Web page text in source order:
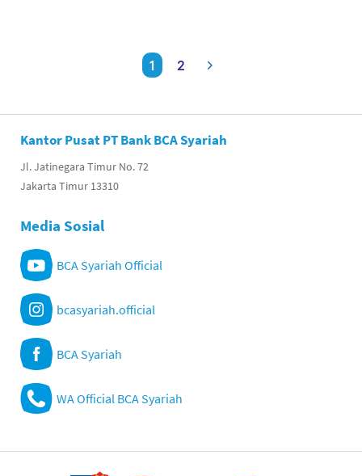
1 2
Kantor Pusat PT Bank BCA Syariah
Jl. Jatinegara Timur No. 72
Jakarta Timur 13310
Media Sosial
BCA Syariah Official
bcasyariah.official
BCA Syariah
WA Official BCA Syariah